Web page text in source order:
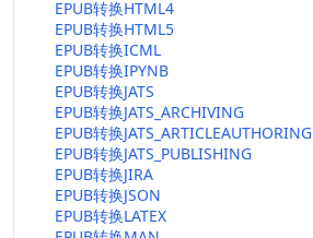
EPUB转换HTML4
EPUB转换HTML5
EPUB转换ICML
EPUB转换IPYNB
EPUB转换JATS
EPUB转换JATS_ARCHIVING
EPUB转换JATS_ARTICLEAUTHORING
EPUB转换JATS_PUBLISHING
EPUB转换JIRA
EPUB转换JSON
EPUB转换LATEX